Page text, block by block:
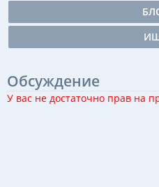
Обсуждение
У вас не достаточно прав на